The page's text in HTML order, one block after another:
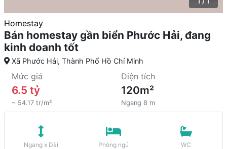
Homestay
Bán homestay gần biển Phước Hải, đang
kinh doanh tốt
Xã Phước Hải, Thành Phố Hồ Chí Minh
Mức giá
6.5 tỷ
~ 54.17 tr/m²
Diện tích
120m²
Ngang 8 m
Ngang x Dài Phòng ngủ WC